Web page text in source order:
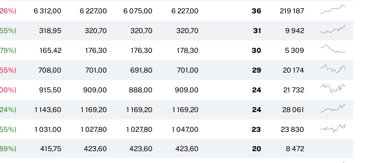
6 312,00 6 227,00 6 075,00 6 227,00 36 219 187
318,95 320,70 320,70 320,70 31 9 942
165,42 176,30 176,30 178,30 30 5 309
708,00 701,00 691,80 701,00 29 20 174
915,50 909,00 888,00 909,00 24 21 732
1 143,60 1 169,20 1 169,20 1 169,20 24 28 061
1 031,00 1 027,80 1 027,80 1 047,00 23 23 830
415,75 423,60 423,60 423,60 20 8 472